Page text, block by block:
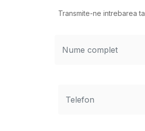
Transmite-ne intrebarea